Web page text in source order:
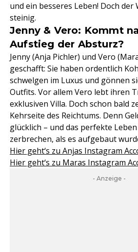
und ein besseres Leben! Doch
steinig.
Jenny & Vero: Kommt
Aufstieg der Absturz?
Jenny (Anja Pichler) und Vero
geschafft: Sie haben ordentlich
schwelgen im Luxus und gönnen
Outfits. Vor allem Vero lebt ihren
exklusiven Villa. Doch schon bald
Kehrseite des Reichtums. Denn
glücklich – und das perfekte
zerbrechen, als es aufgebaut
Hier geht‘s zu Anjas Instagram
Hier geht‘s zu Maras Instagram
- Anzeige -